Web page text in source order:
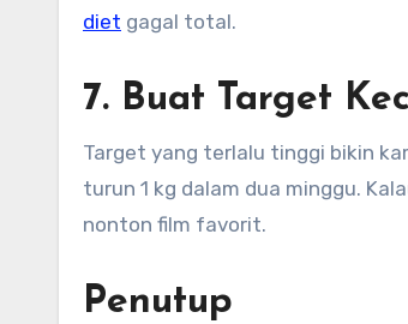
diet gagal total.
7. Buat Target
Target yang terlalu tinggi bikin
turun 1 kg dalam dua minggu.
nonton film favorit.
Penutup